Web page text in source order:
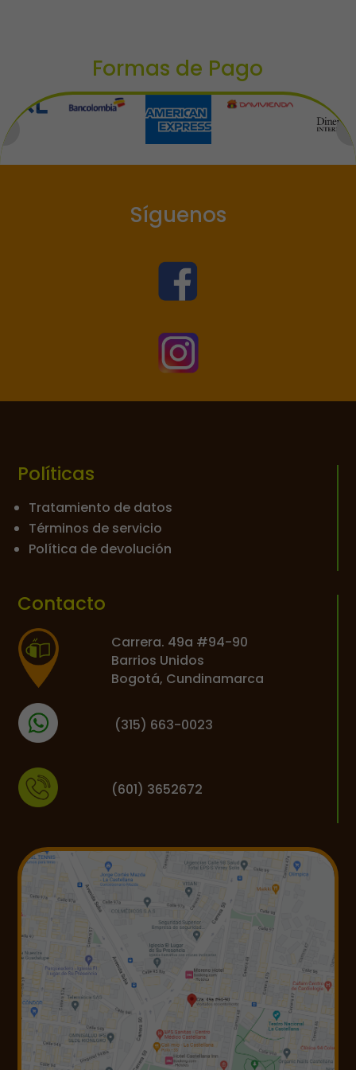
Formas de Pago
Síguenos


Políticas
Tratamiento de datos
Términos de servicio
Política de devolución
Contacto
Carrera. 49a #94-90
Barrios Unidos
Bogotá, Cundinamarca
(315) 663-0023
(601) 3652672